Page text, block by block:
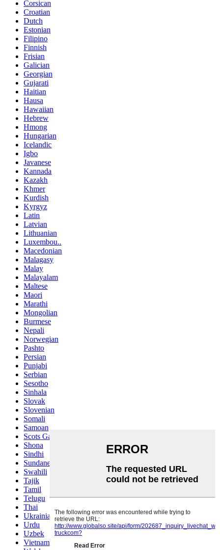
Corsican
Croatian
Dutch
Estonian
Filipino
Finnish
Frisian
Galician
Georgian
Gujarati
Haitian
Hausa
Hawaiian
Hebrew
Hmong
Hungarian
Icelandic
Igbo
Javanese
Kannada
Kazakh
Khmer
Kurdish
Kyrgyz
Latin
Latvian
Lithuanian
Luxembou..
Macedonian
Malagasy
Malay
Malayalam
Maltese
Maori
Marathi
Mongolian
Burmese
Nepali
Norwegian
Pashto
Persian
Punjabi
Serbian
Sesotho
Sinhala
Slovak
Slovenian
Somali
Samoan
Scots Gaelic
Shona
Sindhi
Sundanese
Swahili
Tajik
Tamil
Telugu
Thai
Ukrainian
Urdu
Uzbek
Vietnamese